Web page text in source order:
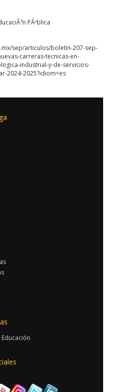
PÃºblica
sep/articulos/boletin-207-sep-
carreras-tecnicas-en-
industrial-y-de-servicios-
2024-2025?idiom=es